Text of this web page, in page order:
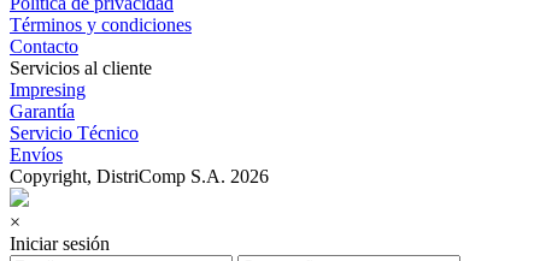
Términos y condiciones
Contacto
Servicios al cliente
Impresing
Garantía
Servicio Técnico
Envíos
Copyright, DistriComp S.A. 2026
×
Iniciar sesión